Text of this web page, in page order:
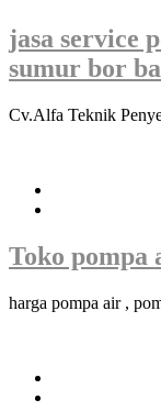
jasa service
sumur bor
Cv.Alfa Teknik
Toko pompa
harga pompa air ,